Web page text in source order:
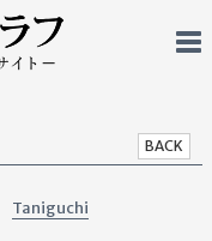
BACK
Taniguchi